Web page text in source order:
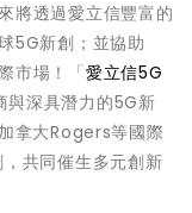
將透過愛立信豐富的
5G新創；並協助
市場！「愛立信5G
與深具潛力的5G新
拿大Rogers等國際
共同催生多元創新